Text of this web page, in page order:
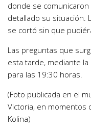
donde se
detallado su situación.
se cortó sin que
Las preguntas que
esta tarde, mediante
para las 19:30 horas.
(Foto publicada en el
Victoria, en momentos
Kolina)